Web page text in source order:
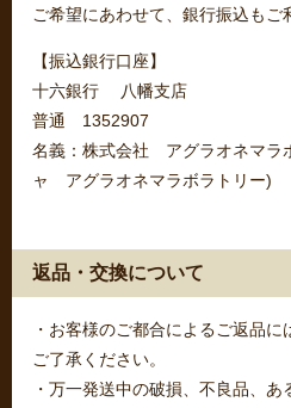
ご希望にあわせて、銀行振込もご
【振込銀行口座】
十六銀行 八幡支店
普通 1352907
名義：株式会社 アグラオネマラ
ャ アグラオネマラボラトリー)
返品・交換について
・お客様のご都合によるご返品
ご了承ください。
・万一発送中の破損、不良品、